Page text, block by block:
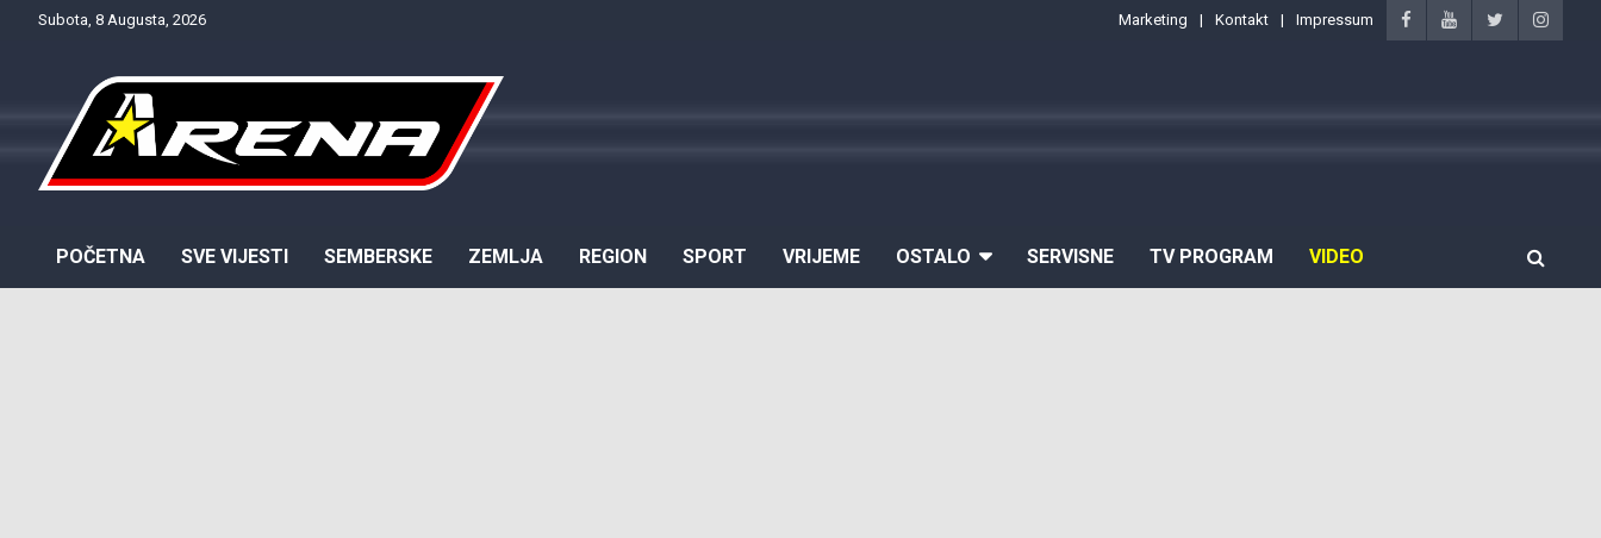
Subota, 8 Augusta, 2026 Marketing Kontakt Impressum
POČETNA SVE VIJESTI SEMBERSKE ZEMLJA REGION SPORT VRIJEME OSTALO SERVISNE TV PROGRAM VIDEO